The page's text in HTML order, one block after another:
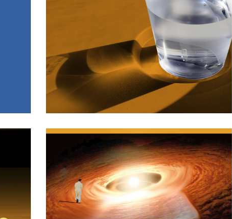
La Actitud: Vaso Medio Vacio o
Medio Lleno
30/08/2018